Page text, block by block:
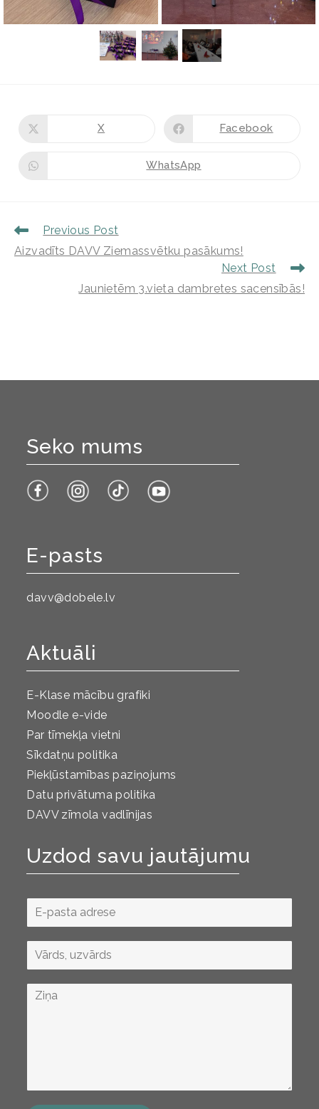
X Facebook
WhatsApp
Previous Post
Aizvadīts DAVV Ziemassvētku pasākums!
Next Post
Jaunietēm 3.vieta dambretes sacensībās!
Seko mums
E-pasts
davv@dobele.lv
Aktuāli
E-Klase mācību grafiki
Moodle e-vide
Par tīmekļa vietni
Sīkdatņu politika
Piekļūstamības paziņojums
Datu privātuma politika
DAVV zīmola vadlīnijas
Uzdod savu jautājumu